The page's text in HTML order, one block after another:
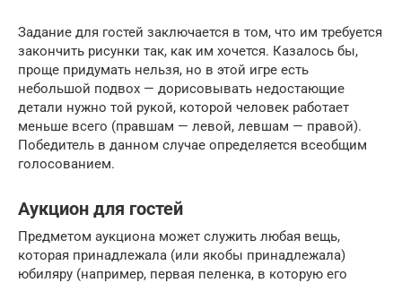
Задание для гостей заключается в том, что им требуется
закончить рисунки так, как им хочется. Казалось бы,
проще придумать нельзя, но в этой игре есть
небольшой подвох — дорисовывать недостающие
детали нужно той рукой, которой человек работает
меньше всего (правшам — левой, левшам — правой).
Победитель в данном случае определяется всеобщим
голосованием.
Аукцион для гостей
Предметом аукциона может служить любая вещь,
которая принадлежала (или якобы принадлежала)
юбиляру (например, первая пеленка, в которую его